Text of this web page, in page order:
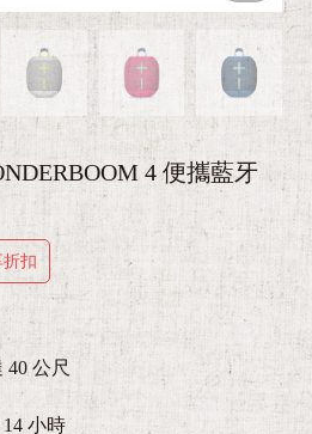
4 便攜藍牙
扣
公尺
小時
模式